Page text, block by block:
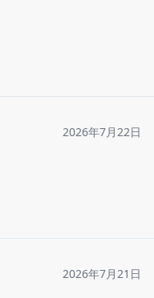
2026年7月22日
2026年7月21日